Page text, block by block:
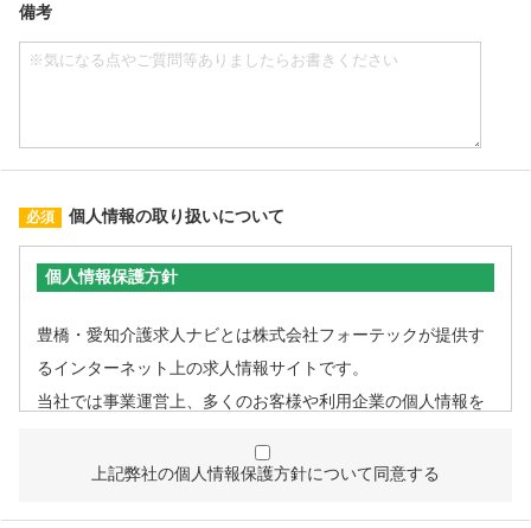
備考
個人情報の取り扱いについて
個人情報保護方針
豊橋・愛知介護求人ナビとは株式会社フォーテックが提供す
るインターネット上の求人情報サイトです。
当社では事業運営上、多くのお客様や利用企業の個人情報を
して責任ある対応を実現するものとします。
上記弊社の個人情報保護方針について同意する